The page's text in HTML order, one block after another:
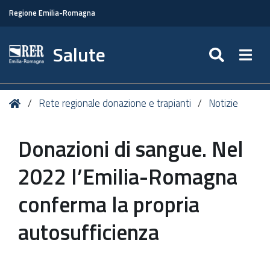
Regione Emilia-Romagna
Salute
Tu HomeRete regionale donazione e trapianti Notizie
Donazioni di sangue. Nel
2022 l’Emilia-Romagna
conferma la propria
autosufficienza